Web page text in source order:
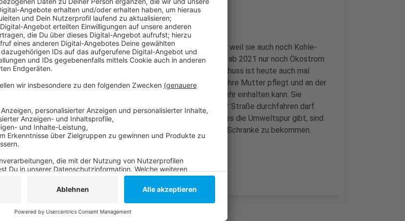
Anzeige
Die Bürgerin hat errechnet, wie viel CO2 die Rheinbahn verursacht, weil sie auch noch Kohle-
und Atomstrom nutzt. Im Vorstand hat man nachgedacht und will ab 2021 nur noch Ökostrom
benutzen - auch wenn es dann teurer wird. - Im Beschwerdeausschuss ist heute auch mal
wieder die Umweltspur in Wersten Thema. Eine Frau aus Eller, die ihre Mutter pflegt und an der
Uni-Klinik arbeitet sagt, dass sie ihren "engen Terminplan" nicht mehr einhalten kann. Sie
wünscht sich, dass sie an der Uni eine Schranke zur Himmelgeister Straße durchfahren darf.
Die Stadt erlaubt das aber nur Anwohnern - und verrät noch: Seit es die Umweltspur gibt, sind
noch mehr "Begehrlichkeiten" entstanden, einen Schlüssel für die Schranke zu bekommen.